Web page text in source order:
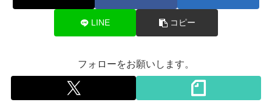
LINE コピー
フォローをお願いします。